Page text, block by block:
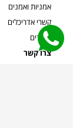
אמניות ואמנים
קשרי אדריכלים
שוברים
צרו קשר